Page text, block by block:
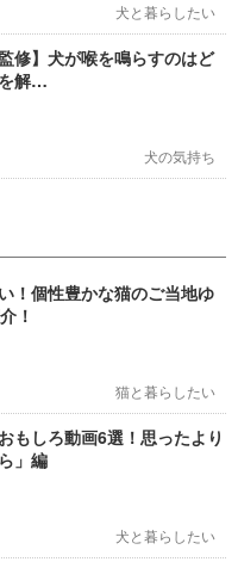
犬と暮らしたい
修】犬が喉を鳴らすのはど
解…
犬の気持ち
！個性豊かな猫のご当地ゆ
！
猫と暮らしたい
もしろ動画6選！思ったより
」編
犬と暮らしたい